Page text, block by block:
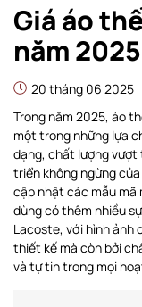
Giá áo
năm
20 tháng 06 2025
Trong năm 2025, áo
một trong những lựa
dạng, chất lượng vượt
triển không ngừng
cập nhật các mẫu mã
dùng có thêm nhiều
Lacoste, với hình ảnh
thiết kế mà còn bởi
và tự tin trong mọi